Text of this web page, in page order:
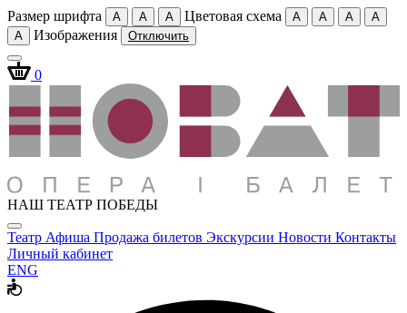
Размер шрифта A A A Цветовая схема A A A
A
A
Изображения Отключить
0
НАШ ТЕАТР ПОБЕДЫ
Театр Афиша Продажа билетов Экскурсии Новости Контакты
Личный кабинет
ENG